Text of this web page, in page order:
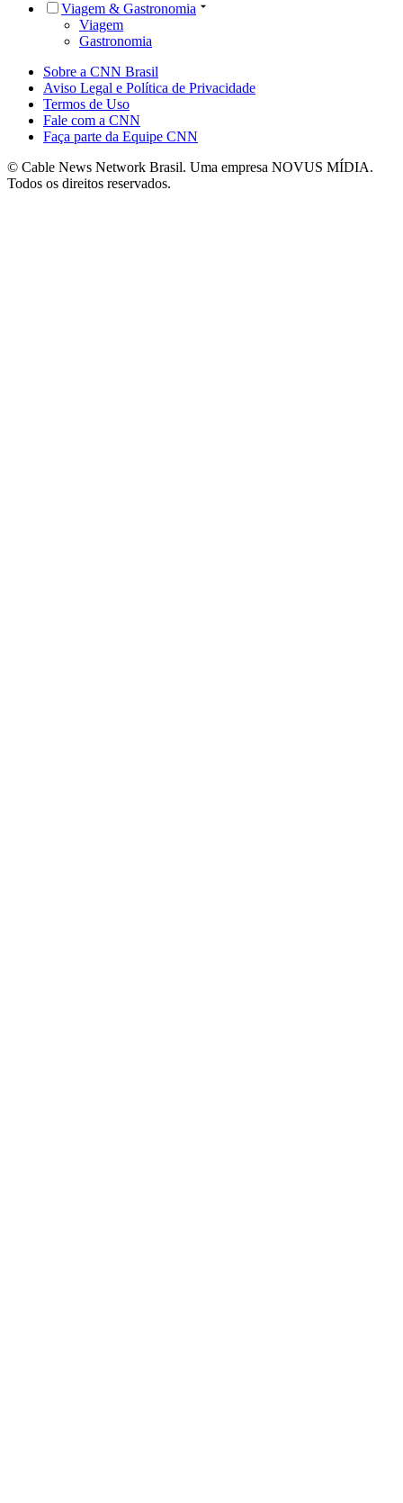
Viagem & Gastronomia
Viagem
Gastronomia
Sobre a CNN Brasil
Aviso Legal e Política de Privacidade
Termos de Uso
Fale com a CNN
Faça parte da Equipe CNN
© Cable News Network Brasil. Uma empresa NOVUS MÍDIA.
Todos os direitos reservados.